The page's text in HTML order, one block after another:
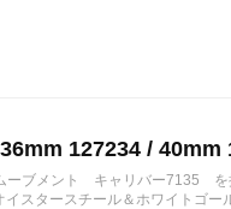
127234 / 40mm
ーブメント キャリバー7135 を
スタースチール＆ホワイトゴ